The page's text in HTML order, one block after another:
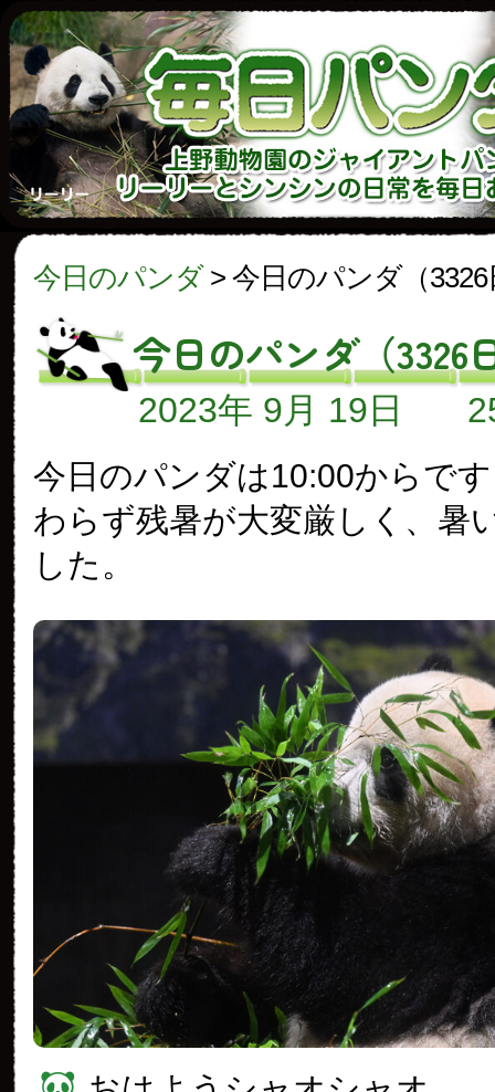
今日のパンダ> 今日のパンダ（3326
今日のパンダ（3326
2023年 9月 19日
今日のパンダは10:00からで
わらず残暑が大変厳しく、暑
した。